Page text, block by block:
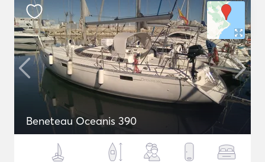
Beneteau Oceanis 390